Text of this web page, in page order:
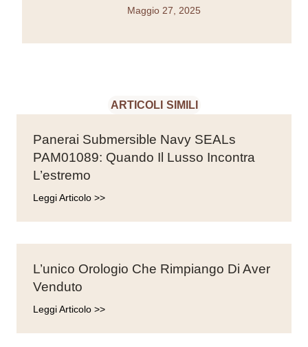
Maggio 27, 2025
ARTICOLI SIMILI
Panerai Submersible Navy SEALs
PAM01089: Quando Il Lusso Incontra
L’estremo
Leggi Articolo >>
L’unico Orologio Che Rimpiango Di Aver
Venduto
Leggi Articolo >>